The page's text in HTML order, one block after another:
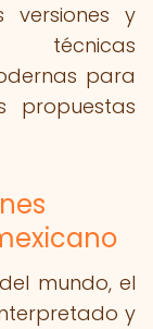
versiones y
técnicas
para
propuestas
mundo, el
y